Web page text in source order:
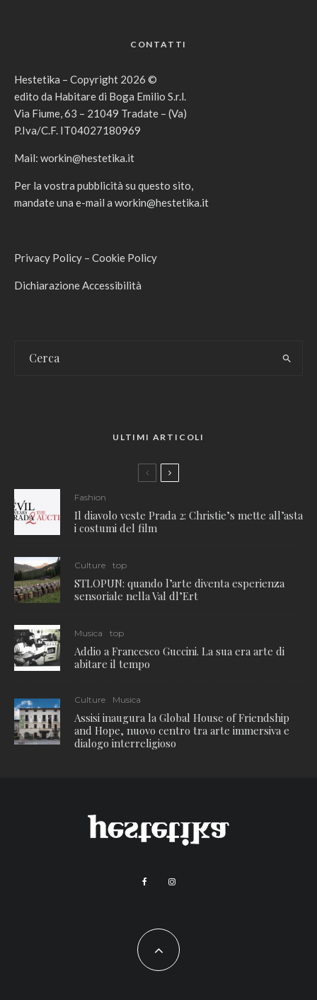
CONTATTI
Hestetika – Copyright 2026 ©
edito da Habitare di Boga Emilio S.r.l.
Via Fiume, 63 – 21049 Tradate – (Va)
P.Iva/C.F. IT04027180969
Mail: workin@hestetika.it
Per la vostra pubblicità su questo sito,
mandate una e-mail a workin@hestetika.it
Privacy Policy – Cookie Policy
Dichiarazione Accessibilità
ULTIMI ARTICOLI
Fashion
Il diavolo veste Prada 2: Christie’s mette all’asta
i costumi del film
Culture top
STLOPUN: quando l’arte diventa esperienza
sensoriale nella Val dl’Ert
Musica top
Addio a Francesco Guccini. La sua era arte di
abitare il tempo
Culture Musica
Assisi inaugura la Global House of Friendship
and Hope, nuovo centro tra arte immersiva e
dialogo interreligioso